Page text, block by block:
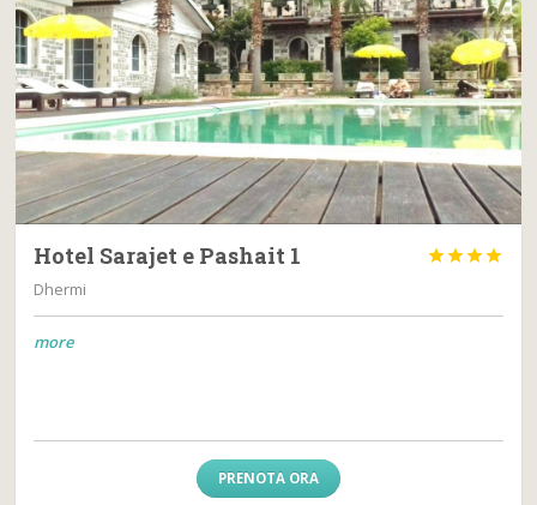
Hotel Sarajet e Pashait 1 
Dhermi
more
PRENOTA ORA